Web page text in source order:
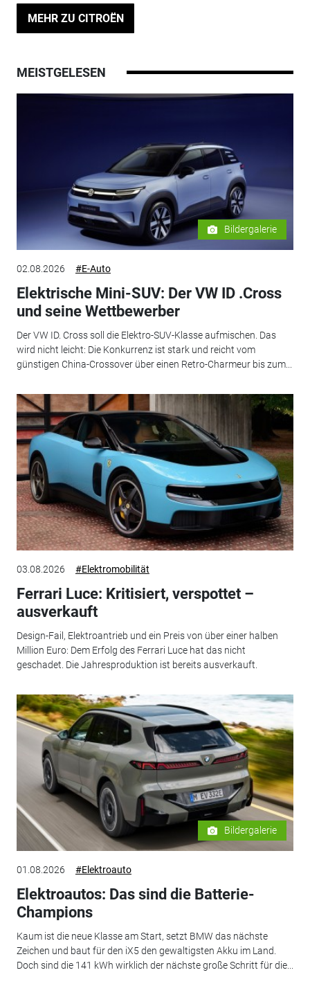
MEHR ZU CITROËN
MEISTGELESEN
Bildergalerie
02.08.2026 #E-Auto
Elektrische Mini-SUV: Der VW ID .Cross
und seine Wettbewerber
Der VW ID. Cross soll die Elektro-SUV-Klasse aufmischen. Das
wird nicht leicht: Die Konkurrenz ist stark und reicht vom
günstigen China-Crossover über einen Retro-Charmeur bis zum...
03.08.2026 #Elektromobilität
Ferrari Luce: Kritisiert, verspottet –
ausverkauft
Design-Fail, Elektroantrieb und ein Preis von über einer halben
Million Euro: Dem Erfolg des Ferrari Luce hat das nicht
geschadet. Die Jahresproduktion ist bereits ausverkauft.
Bildergalerie
01.08.2026 #Elektroauto
Elektroautos: Das sind die Batterie-
Champions
Kaum ist die neue Klasse am Start, setzt BMW das nächste
Zeichen und baut für den iX5 den gewaltigsten Akku im Land.
Doch sind die 141 kWh wirklich der nächste große Schritt für die...